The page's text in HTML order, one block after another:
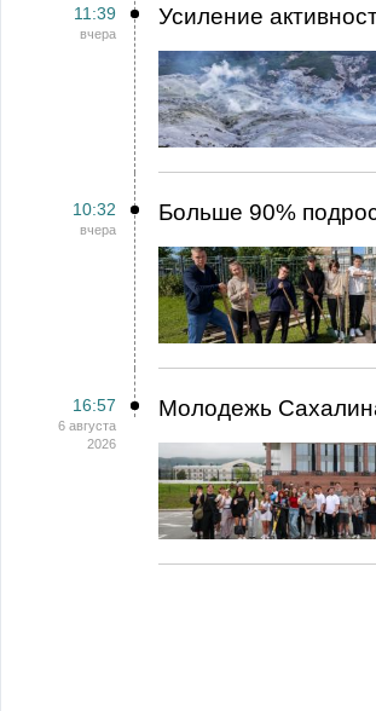
11:39
вчера
Усиление
10:32
вчера
Больше 90%
16:57
6 августа
2026
Молодежь